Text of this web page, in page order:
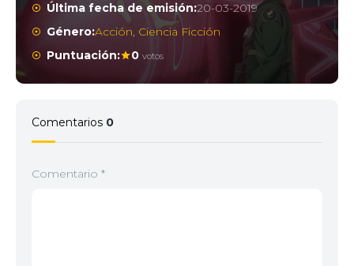
Última fecha de emisión:20-03-2019
Género:Acción, Ciencia Ficción
Puntuación:
0 votos
Comentarios 0
Comentario *